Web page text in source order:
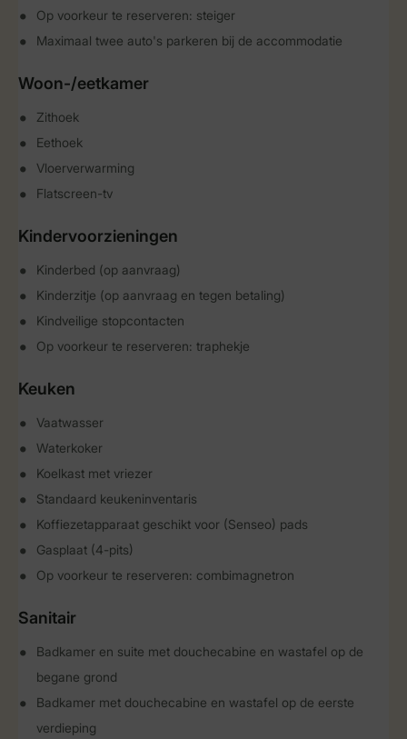
Op voorkeur te reserveren: steiger
Maximaal twee auto's parkeren bij de accommodatie
Woon-/eetkamer
Zithoek
Eethoek
Vloerverwarming
Flatscreen-tv
Kindervoorzieningen
Kinderbed (op aanvraag)
Kinderzitje (op aanvraag en tegen betaling)
Kindveilige stopcontacten
Op voorkeur te reserveren: traphekje
Keuken
Vaatwasser
Waterkoker
Koelkast met vriezer
Standaard keukeninventaris
Koffiezetapparaat geschikt voor (Senseo) pads
Gasplaat (4-pits)
Op voorkeur te reserveren: combimagnetron
Sanitair
Badkamer en suite met douchecabine en wastafel op de
begane grond
Badkamer met douchecabine en wastafel op de eerste
verdieping